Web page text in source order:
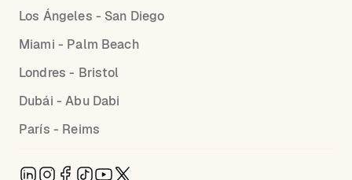
Los Ángeles - San Diego
Miami - Palm Beach
Londres - Bristol
Dubái - Abu Dabi
París - Reims